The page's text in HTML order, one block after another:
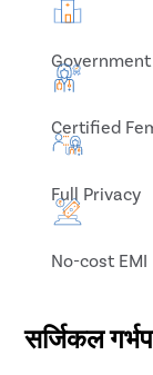
Certified
Full Privacy
No-cost EMI
सर्जिकल